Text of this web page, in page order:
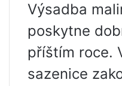
Výsadba
poskytne
příštím roce.
sazenice